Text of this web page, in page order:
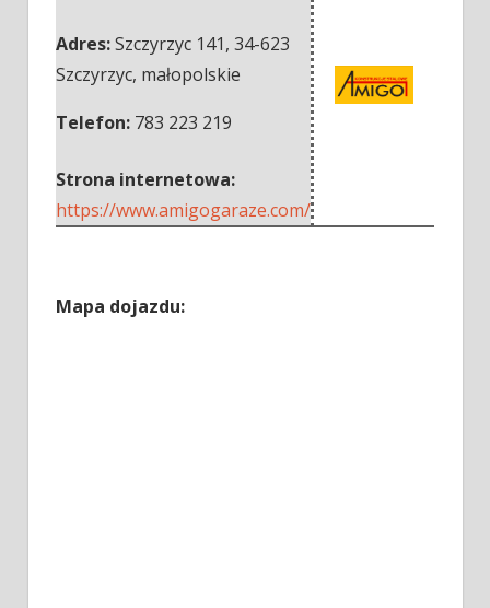
Adres:Szczyrzyc 141, 34-623
Szczyrzyc, małopolskie
Telefon: 783 223 219
Strona internetowa:
https://www.amigogaraze.com/
Mapa dojazdu: